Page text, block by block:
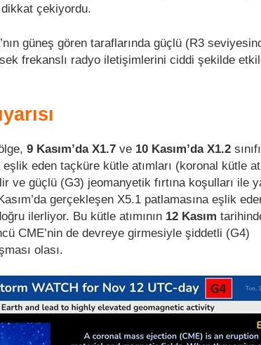
çekiyordu.
’nın güneş gören taraflarında güçlü (R3
frekanslı radyo iletişimlerini ciddi şekilde
9 Kasım’da X1.7 ve 10 Kasım’da X1.2 sınıfı
eden taçküre kütle atımları (koronal kütle
ve güçlü (G3) jeomanyetik fırtına koşulları ile
gerçekleşen X5.1 patlamasına eşlik
ilerliyor. Bu kütle atımının 12 Kasım
CME’nin de devreye girmesiyle şiddetli (G4)
olası.